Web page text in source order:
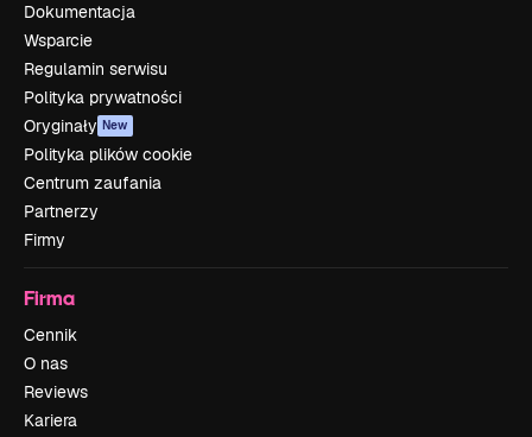
Dokumentacja
Wsparcie
Regulamin serwisu
Polityka prywatności
Oryginały New
Polityka plików cookie
Centrum zaufania
Partnerzy
Firmy
Firma
Cennik
O nas
Reviews
Kariera